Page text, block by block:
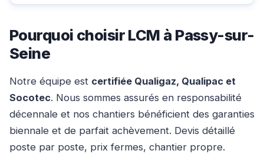
Pourquoi choisir LCM à Passy-sur-
Seine
Notre équipe est certifiée Qualigaz, Qualipac et
Socotec. Nous sommes assurés en responsabilité
décennale et nos chantiers bénéficient des garanties
biennale et de parfait achèvement. Devis détaillé
poste par poste, prix fermes, chantier propre.